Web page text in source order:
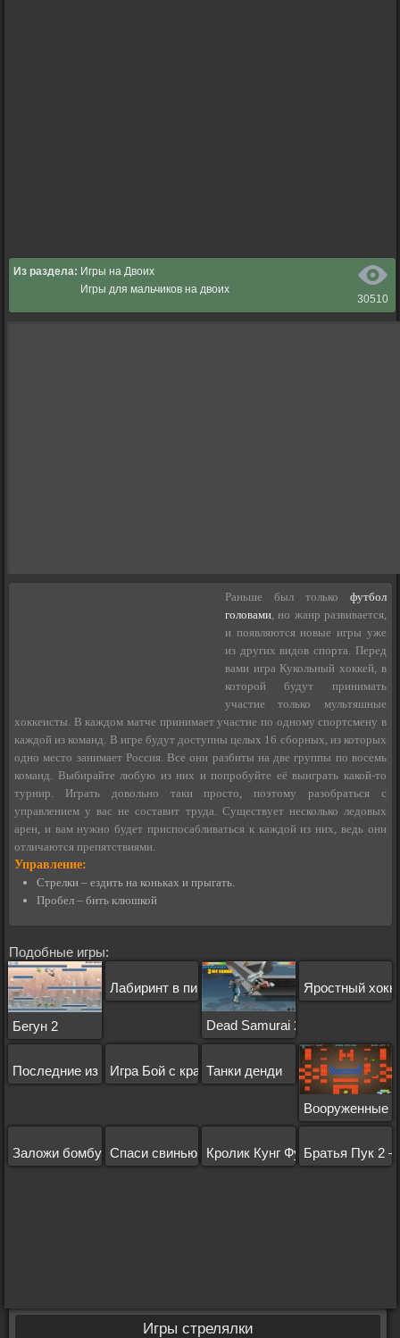
30510
Из раздела: Игры на Двоих
Игры для мальчиков на двоих
Раньше был только футбол
головами , но жанр развивается,
и появляются новые игры уже
из других видов спорта. Перед
вами игра Кукольный хоккей, в
которой будут принимать
участие только мультяшные
хоккеисты. В каждом матче принимает участие по одному спортсмену в
каждой из команд. В игре будут доступны целых 16 сборных, из которых
одно место занимает Россия. Все они разбиты на две группы по восемь
команд. Выбирайте любую из них и попробуйте её выиграть какой-то
турнир. Играть довольно таки просто, поэтому разобраться с
управлением у вас не составит труда. Существует несколько ледовых
арен, и вам нужно будет приспосабливаться к каждой из них, ведь они
отличаются препятствиями.
Управление:
Стрелки – ездить на коньках и прыгать.
Пробел – бить клюшкой
Подобные игры:
Бегун 2
Лабиринт в пирамиде
Dead Samurai 2
Яростный
Последние из выжившихИгра Бой с краскойТанки денди
Вооруженные
Заложи бомбу Спаси свинью Кролик Кунг Фу Братья Пук 2 –
Игры стрелялки